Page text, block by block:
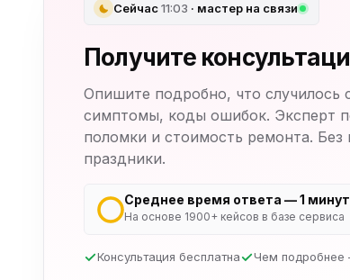
Сейчас11:03 · мастер на связи
Получите
Опишите подробно, что случилось
симптомы, коды ошибок. Эксперт
поломки и стоимость ремонта.
праздники.
Среднее время ответа — 1
На основе 1900+ кейсов в базе сервиса
Консультация бесплатна Чем подробнее